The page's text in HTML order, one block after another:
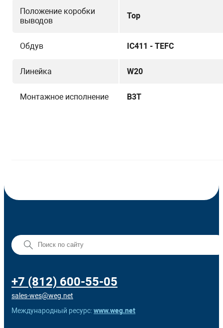
Положение коробки
выводов
Top
Обдув IC411 - TEFC
Линейка W20
Монтажное исполнение B3T
+7 (812) 600-55-05
sales-wes@weg.net
Международный ресурс:www.weg.net